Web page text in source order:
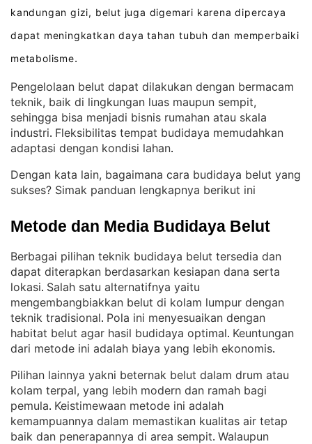
kandungan gizi, belut juga digemari karena dipercaya
dapat meningkatkan daya tahan tubuh dan memperbaiki
metabolisme.
Pengelolaan belut dapat dilakukan dengan bermacam
teknik, baik di lingkungan luas maupun sempit,
sehingga bisa menjadi bisnis rumahan atau skala
industri. Fleksibilitas tempat budidaya memudahkan
adaptasi dengan kondisi lahan.
Dengan kata lain, bagaimana cara budidaya belut yang
sukses? Simak panduan lengkapnya berikut ini
Metode dan Media Budidaya Belut
Berbagai pilihan teknik budidaya belut tersedia dan
dapat diterapkan berdasarkan kesiapan dana serta
lokasi. Salah satu alternatifnya yaitu
mengembangbiakkan belut di kolam lumpur dengan
teknik tradisional. Pola ini menyesuaikan dengan
habitat belut agar hasil budidaya optimal. Keuntungan
dari metode ini adalah biaya yang lebih ekonomis.
Pilihan lainnya yakni beternak belut dalam drum atau
kolam terpal, yang lebih modern dan ramah bagi
pemula. Keistimewaan metode ini adalah
kemampuannya dalam memastikan kualitas air tetap
baik dan penerapannya di area sempit. Walaupun